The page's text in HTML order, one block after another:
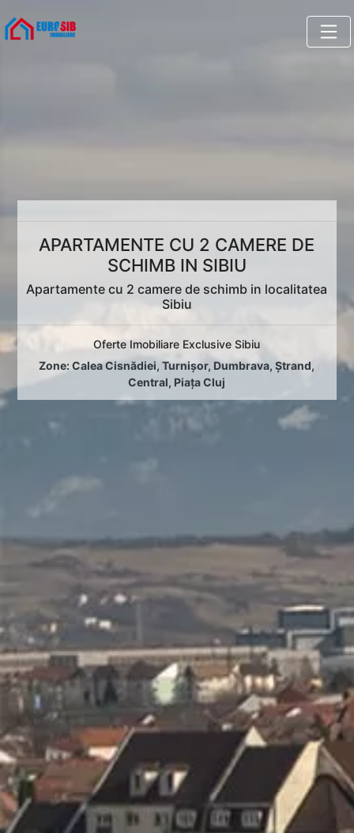
APARTAMENTE CU 2 CAMERE DE
SCHIMB IN SIBIU
Apartamente cu 2 camere de schimb in localitatea
Sibiu
Oferte Imobiliare Exclusive Sibiu
Zone:Calea Cisnădiei,Turnișor, Dumbrava,Ștrand,
Central, Piața Cluj